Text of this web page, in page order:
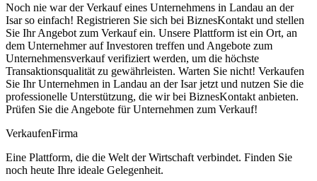
Noch nie war der Verkauf eines Unternehmens in Landau an der
Isar so einfach! Registrieren Sie sich bei BiznesKontakt und stellen
Sie Ihr Angebot zum Verkauf ein. Unsere Plattform ist ein Ort, an
dem Unternehmer auf Investoren treffen und Angebote zum
Unternehmensverkauf verifiziert werden, um die höchste
Transaktionsqualität zu gewährleisten. Warten Sie nicht! Verkaufen
Sie Ihr Unternehmen in Landau an der Isar jetzt und nutzen Sie die
professionelle Unterstützung, die wir bei BiznesKontakt anbieten.
Prüfen Sie die Angebote für Unternehmen zum Verkauf!
VerkaufenFirma
Eine Plattform, die die Welt der Wirtschaft verbindet. Finden Sie
noch heute Ihre ideale Gelegenheit.